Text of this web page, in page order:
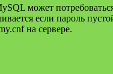
может
если пароль
на сервере.